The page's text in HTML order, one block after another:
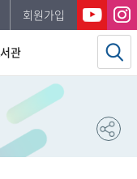
회원가입
관